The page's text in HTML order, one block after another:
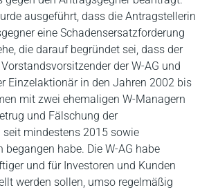
ausgeführt, dass die Antragstellerin
eine Schadensersatzforderung
die darauf begründet sei, dass der
der W-AG und
Einzelaktionär in den Jahren 2002 bis
mit zwei ehemaligen W-Managern
und Fälschung der
mindestens 2015 sowie
habe. Die W-AG habe
und für Investoren und Kunden
werden sollen, umso regelmäßig